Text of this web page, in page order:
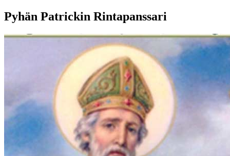
Pyhän Patrickin Rintapanssari